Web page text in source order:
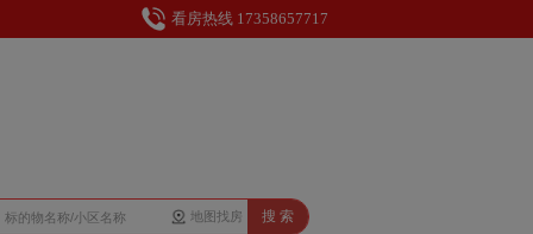
看房热线 17358657717
地图找房 搜 索